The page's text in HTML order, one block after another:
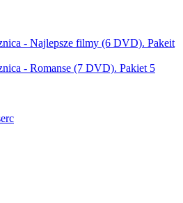
- Najlepsze filmy (6 DVD). Pakeit
- Romanse (7 DVD). Pakiet 5